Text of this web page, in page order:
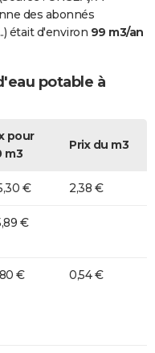
des abonnés
était d'environ 99 m3/an
potable à
pour
m3
Prix du m3
€ 2,38 €
€
€ 0,54 €